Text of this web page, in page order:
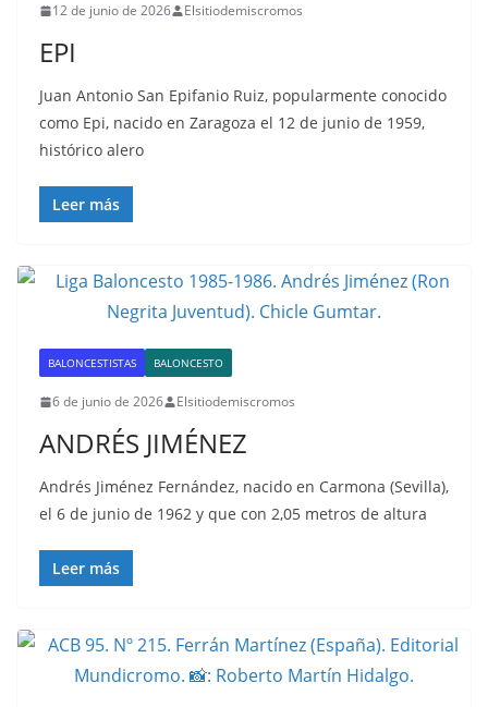
12 de junio de 2026 Elsitiodemiscromos
EPI
Juan Antonio San Epifanio Ruiz, popularmente conocido
como Epi, nacido en Zaragoza el 12 de junio de 1959,
histórico alero
Leer más
BALONCESTISTAS BALONCESTO
6 de junio de 2026 Elsitiodemiscromos
ANDRÉS JIMÉNEZ
Andrés Jiménez Fernández, nacido en Carmona (Sevilla),
el 6 de junio de 1962 y que con 2,05 metros de altura
Leer más